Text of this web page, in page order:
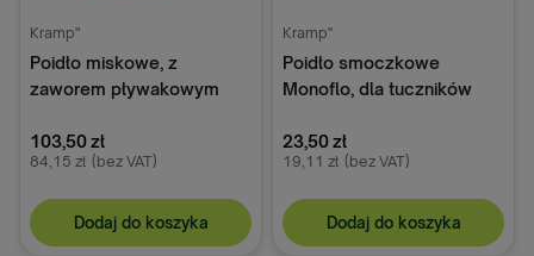
Kramp"
Poidło miskowe, z
zaworem pływakowym
103,50 zł
84,15 zł (bez VAT)
Dodaj do koszyka
Kramp"
Poidło smoczkowe
Monoflo, dla tuczników
23,50 zł
19,11 zł (bez VAT)
Dodaj do koszyka